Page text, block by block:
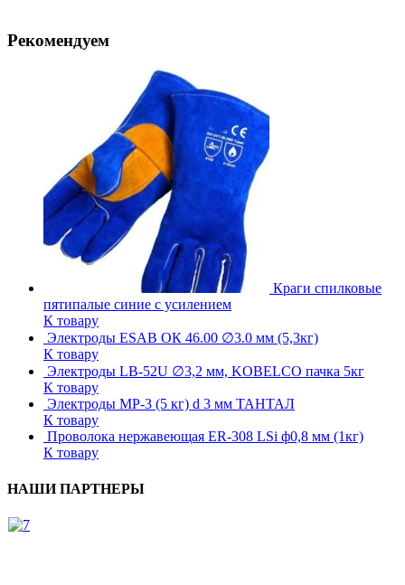
Рекомендуем
Краги спилковые
пятипалые синие с усилением
К товару
Электроды ESAB ОК 46.00 ∅3.0 мм (5,3кг)
К товару
Электроды LB-52U ∅3,2 мм, KOBELCO пачка 5кг
К товару
Электроды МР-3 (5 кг) d 3 мм ТАНТАЛ
К товару
Проволока нержавеющая ER-308 LSi ф0,8 мм (1кг)
К товару
НАШИ ПАРТНЕРЫ